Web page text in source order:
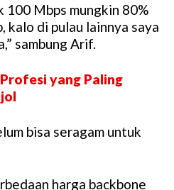
100 Mbps mungkin 80%
kalo di pulau lainnya saya
sambung Arif.
yang Paling
bisa seragam untuk
harga backbone